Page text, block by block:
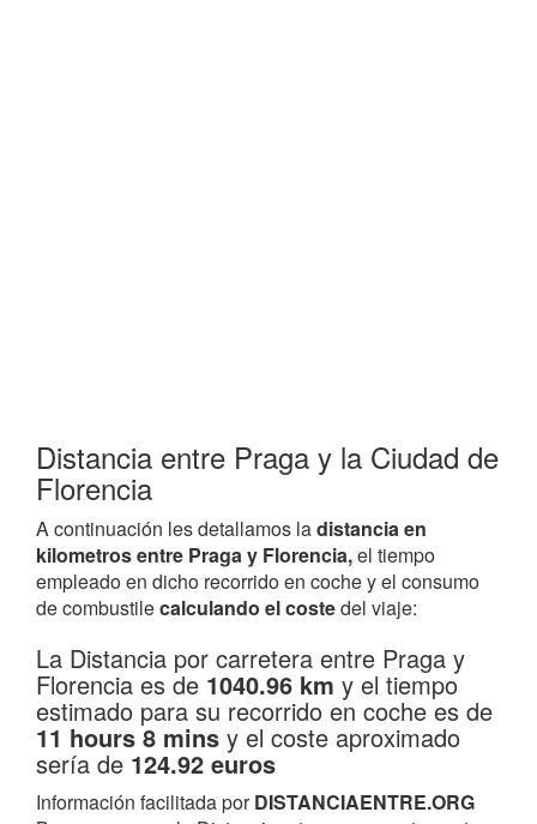
Distancia entre Praga y la Ciudad de
Florencia
A continuación les detallamos ladistancia en
kilometros entre Praga y Florencia,el tiempo
empleado en dicho recorrido en coche y el consumo
de combustilecalculando el costedel viaje:
La Distancia por carretera entre Praga y
Florencia es de 1040.96 km y el tiempo
estimado para su recorrido en coche es de
11 hours 8 mins y el coste aproximado
sería de 124.92 euros
Información facilitada porDISTANCIAENTRE.ORG